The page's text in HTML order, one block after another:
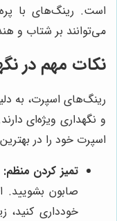
است. رینگ‌های با
می‌توانند بر شتاب و
نکات مهم در
رینگ‌های اسپرت، به
و نگهداری ویژه‌ای
اسپرت خود را در
تمیز کردن منظم:
صابون بشویید.
خودداری کنید،